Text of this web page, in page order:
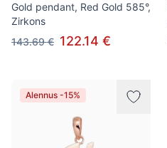
Gold pendant, Red Gold 585°,
Zirkons
143.69 € 122.14 €
Alennus -15%